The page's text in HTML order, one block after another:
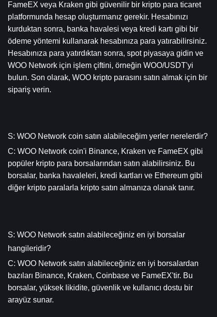
FameEX veya Kraken gibi güvenilir bir kripto para ticaret
platformunda hesap oluşturmanız gerekir. Hesabınızı
kurduktan sonra, banka havalesi veya kredi kartı gibi bir
ödeme yöntemi kullanarak hesabınıza para yatırabilirsiniz.
Hesabınıza para yatırdıktan sonra, spot piyasaya gidin ve
WOO Network için işlem çiftini, örneğin WOO/USDT'yi
bulun. Son olarak, WOO kripto parasını satın almak için bir
sipariş verin.
S: WOO Network coin satın alabileceğim yerler nerelerdir?
C: WOO Network coin'i Binance, Kraken ve FameEX gibi
popüler kripto para borsalarından satın alabilirsiniz. Bu
borsalar, banka havaleleri, kredi kartları ve Ethereum gibi
diğer kripto paralarla kripto satın almanıza olanak tanır.
S: WOO Network satın alabileceğiniz en iyi borsalar
hangileridir?
C: WOO Network satın alabileceğiniz en iyi borsalardan
bazıları Binance, Kraken, Coinbase ve FameEX'tir. Bu
borsalar, yüksek likidite, güvenlik ve kullanıcı dostu bir
arayüz sunar.